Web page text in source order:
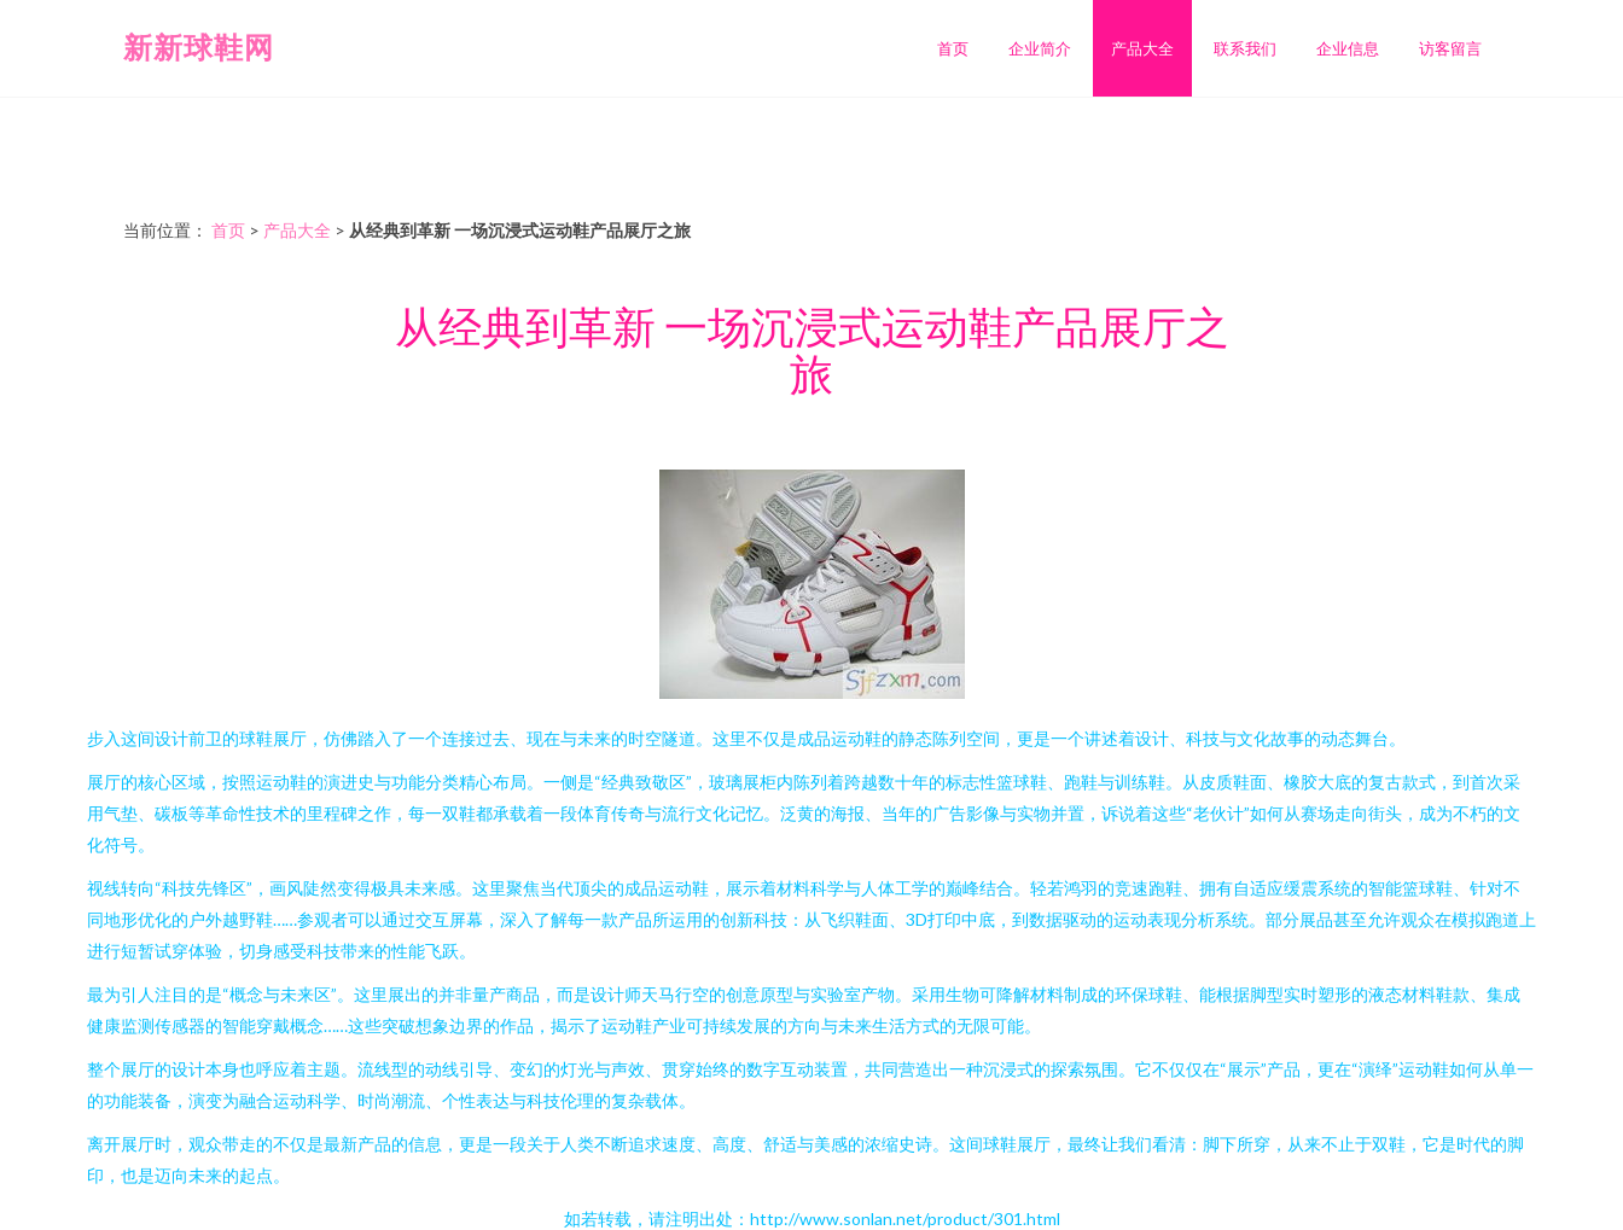
新新球鞋网 首页 企业简介 产品大全 联系我们 企业信息 访客留言
当前位置： 首页 > 产品大全 > 从经典到革新 一场沉浸式运动鞋产品展厅之旅
从经典到革新 一场沉浸式运动鞋产品展厅之
旅
步入这间设计前卫的球鞋展厅，仿佛踏入了一个连接过去、现在与未来的时空隧道。这里不仅是成品运动鞋的静态陈列空间，更是一个讲述着设计、科技与文化故事的动态舞台。
展厅的核心区域，按照运动鞋的演进史与功能分类精心布局。一侧是“经典致敬区”，玻璃展柜内陈列着跨越数十年的标志性篮球鞋、跑鞋与训练鞋。从皮质鞋面、橡胶大底的复古款式，到首次采
用气垫、碳板等革命性技术的里程碑之作，每一双鞋都承载着一段体育传奇与流行文化记忆。泛黄的海报、当年的广告影像与实物并置，诉说着这些“老伙计”如何从赛场走向街头，成为不朽的文
化符号。
视线转向“科技先锋区”，画风陡然变得极具未来感。这里聚焦当代顶尖的成品运动鞋，展示着材料科学与人体工学的巅峰结合。轻若鸿羽的竞速跑鞋、拥有自适应缓震系统的智能篮球鞋、针对不
同地形优化的户外越野鞋……参观者可以通过交互屏幕，深入了解每一款产品所运用的创新科技：从飞织鞋面、3D打印中底，到数据驱动的运动表现分析系统。部分展品甚至允许观众在模拟跑道上
进行短暂试穿体验，切身感受科技带来的性能飞跃。
最为引人注目的是“概念与未来区”。这里展出的并非量产商品，而是设计师天马行空的创意原型与实验室产物。采用生物可降解材料制成的环保球鞋、能根据脚型实时塑形的液态材料鞋款、集成
健康监测传感器的智能穿戴概念……这些突破想象边界的作品，揭示了运动鞋产业可持续发展的方向与未来生活方式的无限可能。
整个展厅的设计本身也呼应着主题。流线型的动线引导、变幻的灯光与声效、贯穿始终的数字互动装置，共同营造出一种沉浸式的探索氛围。它不仅仅在“展示”产品，更在“演绎”运动鞋如何从单一
的功能装备，演变为融合运动科学、时尚潮流、个性表达与科技伦理的复杂载体。
离开展厅时，观众带走的不仅是最新产品的信息，更是一段关于人类不断追求速度、高度、舒适与美感的浓缩史诗。这间球鞋展厅，最终让我们看清：脚下所穿，从来不止于双鞋，它是时代的脚
印，也是迈向未来的起点。
如若转载，请注明出处：http://www.sonlan.net/product/301.html